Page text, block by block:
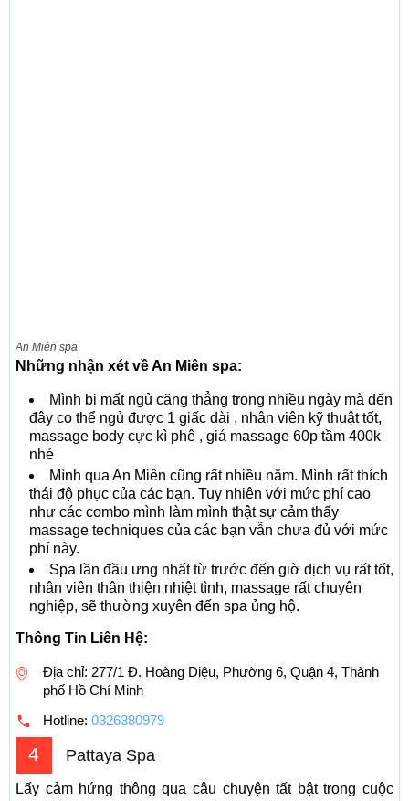
An Miên spa
Những nhận xét về An Miên spa:
Mình bị mất ngủ căng thẳng trong nhiều ngày mà đến
đây co thể ngủ được 1 giấc dài , nhân viên kỹ thuật tốt,
massage body cực kì phê , giá massage 60p tầm 400k
nhé
Mình qua An Miên cũng rất nhiều năm. Mình rất thích
thái độ phục của các bạn. Tuy nhiên với mức phí cao
như các combo mình làm mình thật sự cảm thấy
massage techniques của các bạn vẫn chưa đủ với mức
phí này.
Spa lần đầu ưng nhất từ trước đến giờ dịch vụ rất tốt,
nhân viên thân thiện nhiệt tình, massage rất chuyên
nghiệp, sẽ thường xuyên đến spa ủng hộ.
Thông Tin Liên Hệ:
Địa chỉ: 277/1 Đ. Hoàng Diệu, Phường 6, Quận 4, Thành
phố Hồ Chí Minh
Hotline: 0326380979
4 Pattaya Spa
Lấy cảm hứng thông qua câu chuyện tất bật trong cuộc